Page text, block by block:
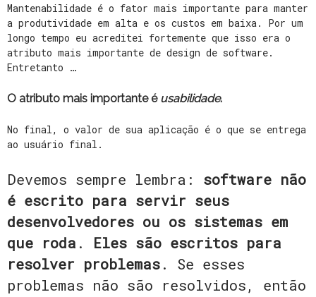
Mantenabilidade é o fator mais importante para manter
a produtividade em alta e os custos em baixa. Por um
longo tempo eu acreditei fortemente que isso era o
atributo mais importante de design de software.
Entretanto …
O atributo mais importante é usabilidade.
No final, o valor de sua aplicação é o que se entrega
ao usuário final.
Devemos sempre lembra: software não
é escrito para servir seus
desenvolvedores ou os sistemas em
que roda . Eles são escritos para
resolver problemas. Se esses
problemas não são resolvidos, então